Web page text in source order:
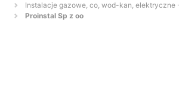
Instalacje gazowe, co, wod-kan, elektryczne
Proinstal Sp z oo